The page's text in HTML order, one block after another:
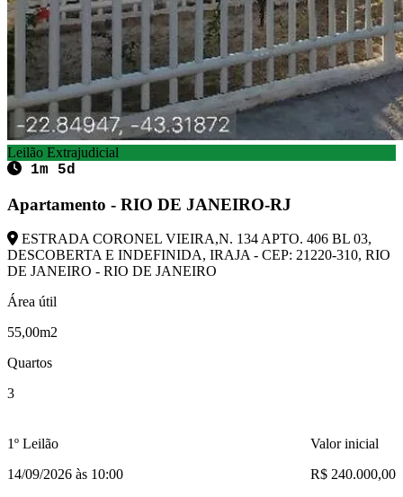
Leilão Extrajudicial
1m 5d
Apartamento - RIO DE JANEIRO-RJ
ESTRADA CORONEL VIEIRA,N. 134 APTO. 406 BL 03,
DESCOBERTA E INDEFINIDA, IRAJA - CEP: 21220-310, RIO
DE JANEIRO - RIO DE JANEIRO
Área útil
55,00m2
Quartos
3
1º Leilão
14/09/2026 às 10:00
Valor inicial
R$ 240.000,00